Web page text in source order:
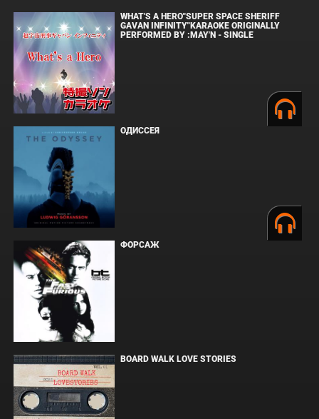
WHAT'S A HERO"SUPER SPACE SHERIFF
GAVAN INFINITY"KARAOKE ORIGINALLY
PERFORMED BY :MAY'N - SINGLE
ОДИССЕЯ
ФОРСАЖ
BOARD WALK LOVE STORIES